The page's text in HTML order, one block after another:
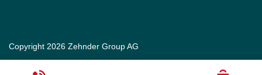
Copyright 2026 Zehnder Group AG